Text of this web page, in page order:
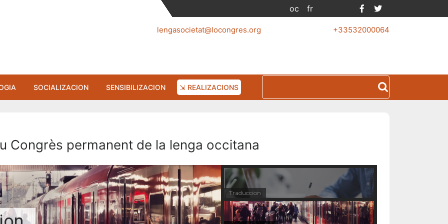
oc fr Facebook
lengasocietat@locongres.org +33532000064
SOCIALIZACION SENSIBILIZACION ⇲ REALIZACIONS
Congrès permanent de la lenga occitana
Traduccion